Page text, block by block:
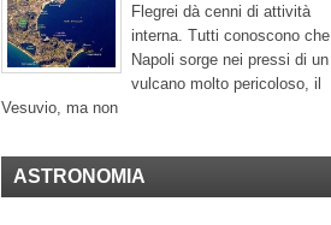
Flegrei dà cenni di attività
interna. Tutti conoscono che
Napoli sorge nei pressi di un
vulcano molto pericoloso, il
Vesuvio, ma non
ASTRONOMIA